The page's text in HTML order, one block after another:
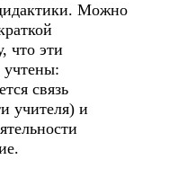
Можно
что эти
учтены:
связь
учителя) и